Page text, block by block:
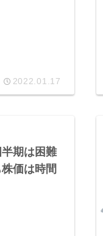
2022.01.17
期は困難
価は時間